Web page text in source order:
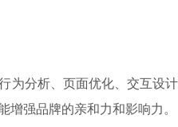
为分析、页面优化、交互设
强品牌的亲和力和影响力。